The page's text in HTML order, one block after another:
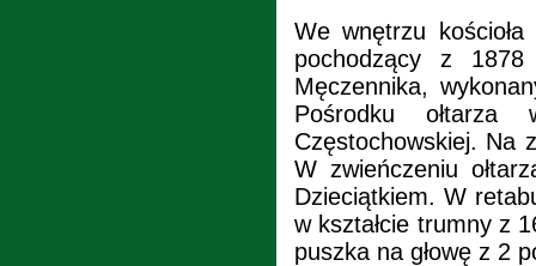
We wnętrzu kościoła
pochodzący z
Męczennika,
Pośrodku
Częstochowskiej. Na
W zwieńczeniu
Dzieciątkiem. W
w kształcie trumny z
puszka na głowę z 2